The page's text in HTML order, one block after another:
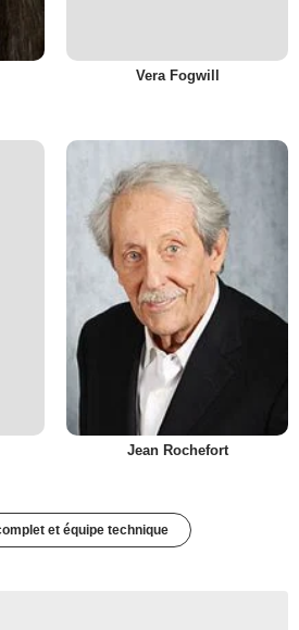
Vera Fogwill
Jean Rochefort
et équipe technique